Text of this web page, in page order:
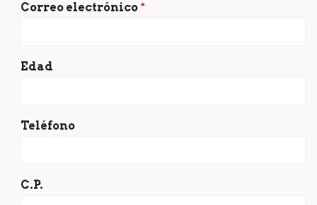
Correo electrónico *
Edad
Teléfono
C.P.